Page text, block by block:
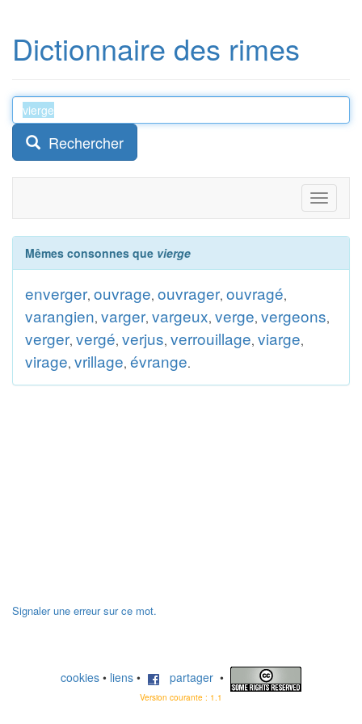
Dictionnaire des rimes
Rechercher
Toggle
Mêmes consonnes que vierge
enverger, ouvrage, ouvrager, ouvragé,
varangien, varger, vargeux, verge, vergeons,
verger, vergé, verjus, verrouillage, viarge,
virage, vrillage, évrange.
Signaler une erreur sur ce mot.
cookies • liens • partager •
Version courante : 1.1